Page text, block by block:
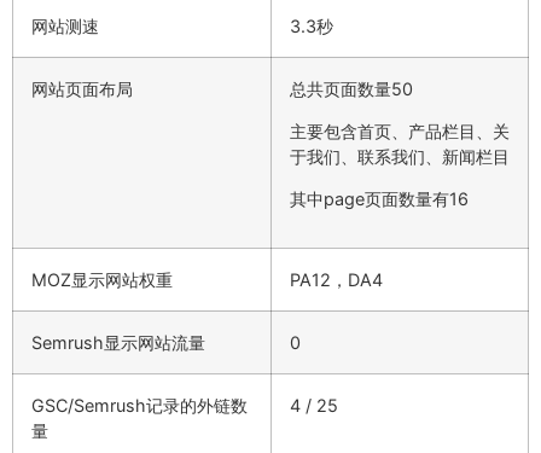
网站测速 3.3秒
网站页面布局 总共页面数量50
主要包含首页、产品栏目、关
于我们、联系我们、新闻栏目
其中page页面数量有16
MOZ显示网站权重 PA12，DA4
Semrush显示网站流量 0
GSC/Semrush记录的外链数
量
4 / 25